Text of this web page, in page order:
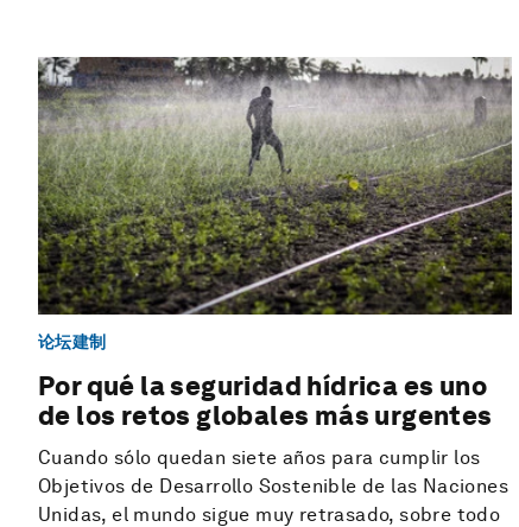
论坛建制
Por qué la seguridad hídrica es uno
de los retos globales más urgentes
Cuando sólo quedan siete años para cumplir los
Objetivos de Desarrollo Sostenible de las Naciones
Unidas, el mundo sigue muy retrasado, sobre todo